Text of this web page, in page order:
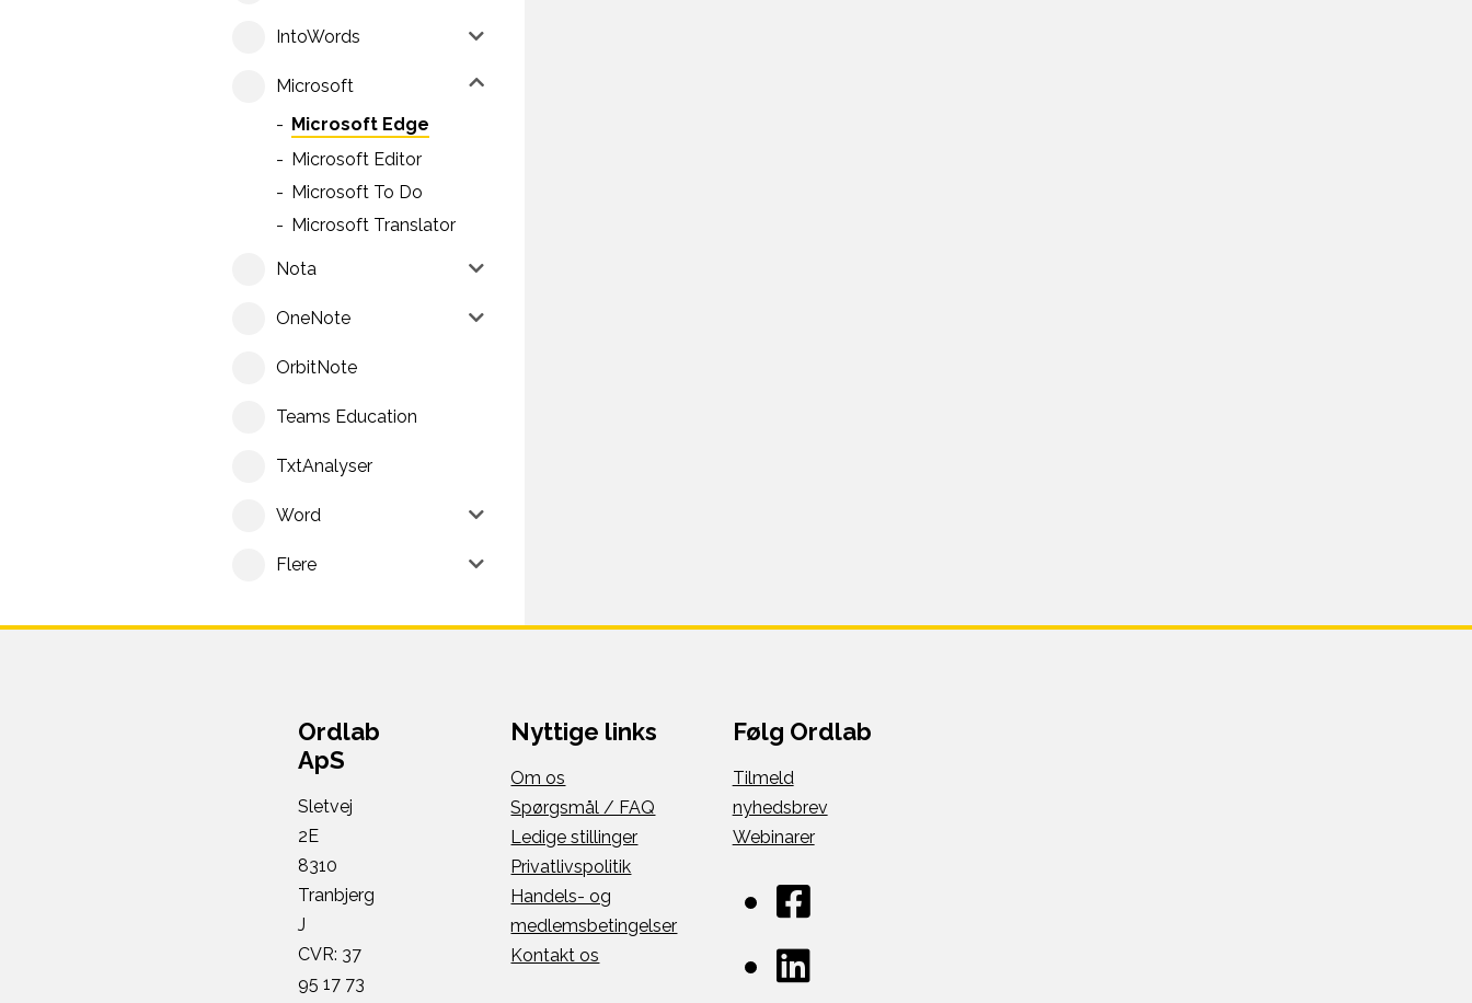
IntoWords
Microsoft
Microsoft Edge
Microsoft Editor
Microsoft To Do
Microsoft Translator
Nota
OneNote
OrbitNote
Teams Education
TxtAnalyser
Word
Flere
Ordlab
ApS
Sletvej
2E
8310
Tranbjerg
J
CVR: 37
95 17 73
Nyttige links
Om os
Spørgsmål / FAQ
Ledige stillinger
Privatlivspolitik
Handels- og
medlemsbetingelser
Kontakt os
Følg Ordlab
Tilmeld
nyhedsbrev
Webinarer